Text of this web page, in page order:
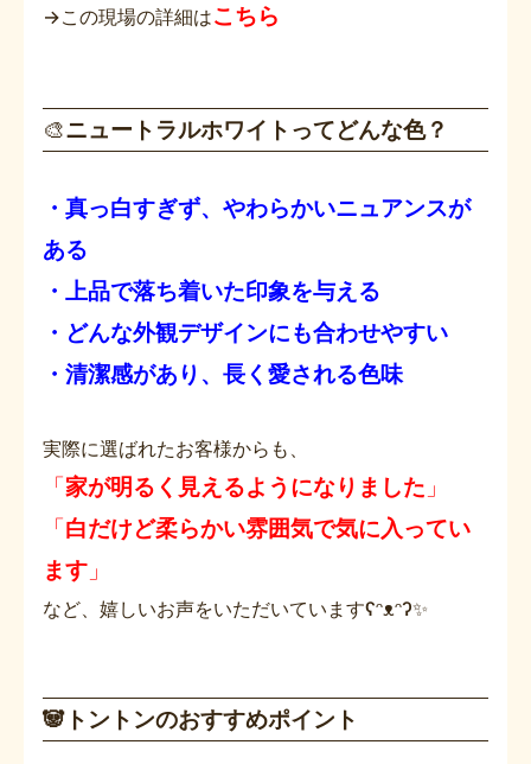
→この現場の詳細はこちら
🎨ニュートラルホワイトってどんな色？
・真っ白すぎず、やわらかいニュアンスが
ある
・上品で落ち着いた印象を与える
・どんな外観デザインにも合わせやすい
・清潔感があり、長く愛される色味
実際に選ばれたお客様からも、
「家が明るく見えるようになりました 」
「白だけど柔らかい雰囲気で気に入ってい
ます 」
など、嬉しいお声をいただいていますʕᵔᴥᵔʔ✨
🐼トントンのおすすめポイント